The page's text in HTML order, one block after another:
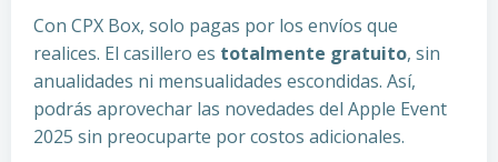
Con CPX Box, solo pagas por los envíos que
realices. El casillero es totalmente gratuito, sin
anualidades ni mensualidades escondidas. Así,
podrás aprovechar las novedades del Apple Event
2025 sin preocuparte por costos adicionales.